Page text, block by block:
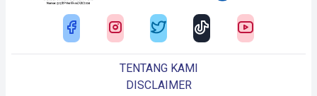
TENTANG KAMI
DISCLAIMER